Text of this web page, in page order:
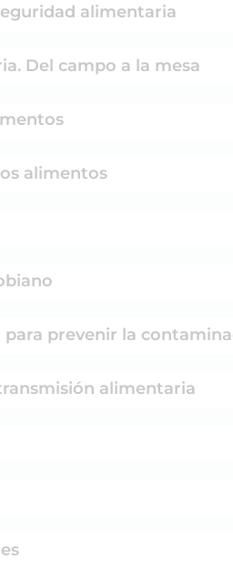
la seguridad alimentaria
Del campo a la mesa
los alimentos
para prevenir la
de transmisión alimentaria